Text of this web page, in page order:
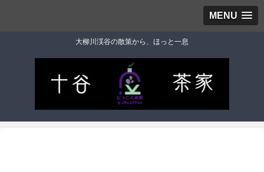
MENU
大柳川渓谷の散策から、ほっと一息